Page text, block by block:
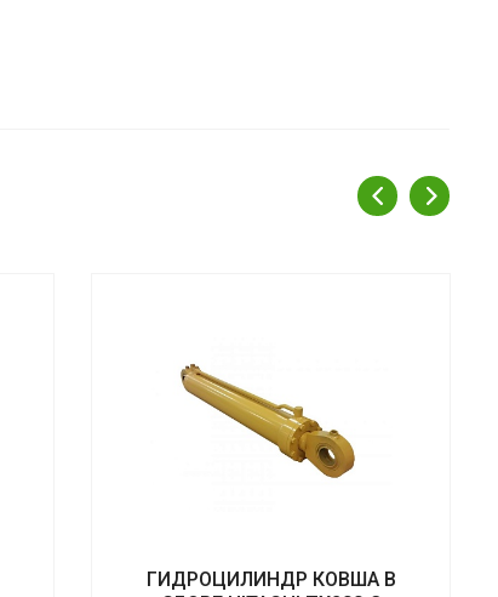
ГИДРОЦИЛИНДР КОВША В